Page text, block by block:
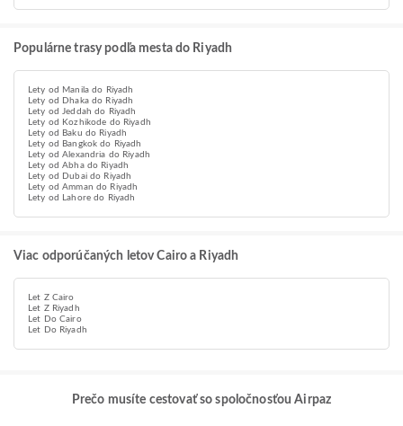
Populárne trasy podľa mesta do Riyadh
Lety od Manila do Riyadh
Lety od Dhaka do Riyadh
Lety od Jeddah do Riyadh
Lety od Kozhikode do Riyadh
Lety od Baku do Riyadh
Lety od Bangkok do Riyadh
Lety od Alexandria do Riyadh
Lety od Abha do Riyadh
Lety od Dubai do Riyadh
Lety od Amman do Riyadh
Lety od Lahore do Riyadh
Viac odporúčaných letov Cairo a Riyadh
Let Z Cairo
Let Z Riyadh
Let Do Cairo
Let Do Riyadh
Prečo musíte cestovať so spoločnosťou Airpaz